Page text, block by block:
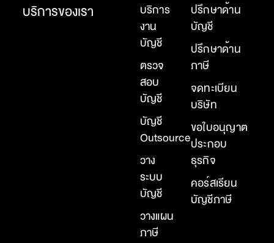
บริการของเรา
บริการ
งาน
บัญชี
ตรวจ
สอบ
บัญชี
บัญชี
Outsource
วาง
ระบบ
บัญชี
วางแผน
ภาษี
ปรึกษาด้าน
บัญชี
ปรึกษาด้าน
ภาษี
จดทะเบียน
บริษัท
ขอใบอนุญาต
ประกอบ
ธุรกิจ
คอร์สเรียน
บัญชีภาษี